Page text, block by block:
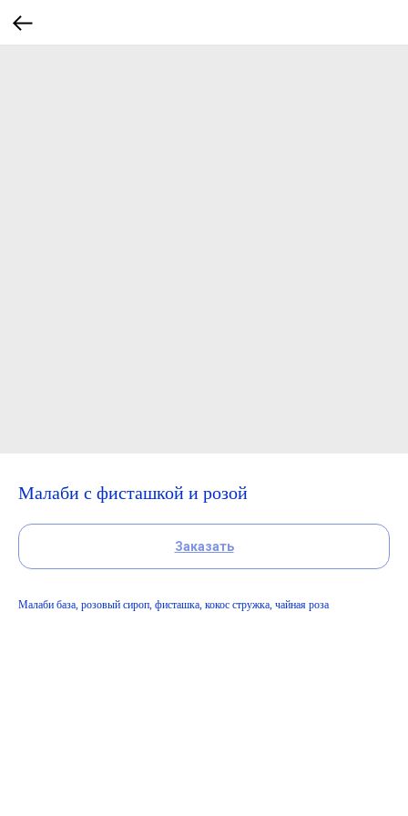
Малаби с фисташкой и розой
Заказать
Малаби база, розовый сироп, фисташка, кокос стружка, чайная роза